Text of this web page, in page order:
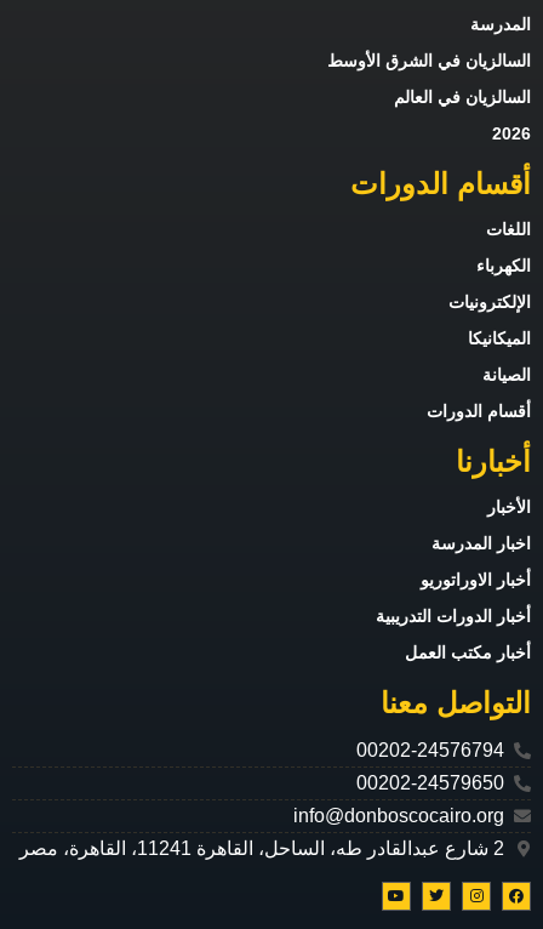
المدرسة
السالزيان في الشرق الأوسط
السالزيان في العالم
2026
أقسام الدورات
اللغات
الكهرباء
الإلكترونيات
الميكانيكا
الصيانة
أقسام الدورات
أخبارنا
الأخبار
اخبار المدرسة
أخبار الاوراتوريو
أخبار الدورات التدريبية
أخبار مكتب العمل
التواصل معنا
00202-24576794
00202-24579650
info@donboscocairo.org
2 شارع عبدالقادر طه، الساحل، القاهرة 11241، القاهرة، مصر